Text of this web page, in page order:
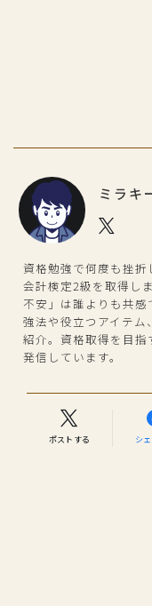
ミラキ
資格勉強で何度も挫折
会計検定2級を取得し
不安」は誰よりも共
強法や役立つアイテム
紹介。資格取得を目指
発信しています。
ポストする シ